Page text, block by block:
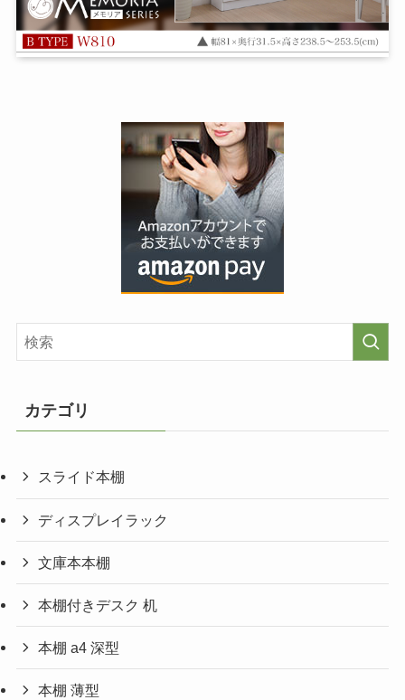
カテゴリ
スライド本棚
ディスプレイラック
文庫本本棚
本棚付きデスク 机
本棚 a4 深型
本棚 薄型